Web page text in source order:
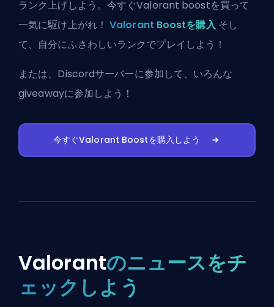
ランク上げしよう。今すぐValorant boostを買って
一気に駆け上がれ！ Valorant Boostを購入そし
て、自分にふさわしいランクでプレイしよう！
または、 Discordサーバーに参加して、いろんな
giveawayに参加しよう！
今すぐValorant Boostを購入しよう
Valorantのニュースをチ
ェックしよう